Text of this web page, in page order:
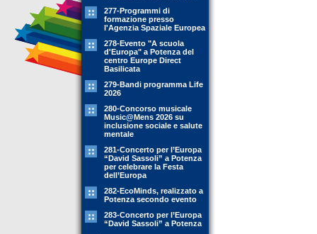
277-Programmi di
formazione presso
l'Agenzia Spaziale Europea
278-Evento "A scuola
d'Europa" a Potenza del
centro Europe Direct
Basilicata
279-Bandi programma Life
2026
280-Concorso musicale
Music@Mens 2026 su
inclusione sociale e salute
mentale
281-Concerto per l’Europa
“David Sassoli” a Potenza
per celebrare la Festa
dell’Europa
282-EcoMinds, realizzato a
Potenza secondo evento
283-Concerto per l’Europa
“David Sassoli” a Potenza